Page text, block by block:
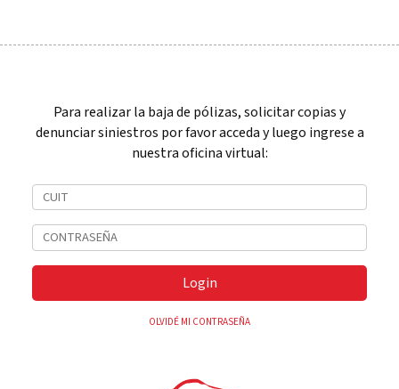
Para realizar la baja de pólizas, solicitar copias y
denunciar siniestros por favor acceda y luego ingrese a
nuestra oficina virtual:
Login
OLVIDÉ MI CONTRASEÑA